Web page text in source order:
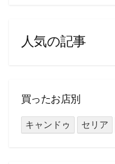
人気の記事
買ったお店別
キャンドゥ セリア